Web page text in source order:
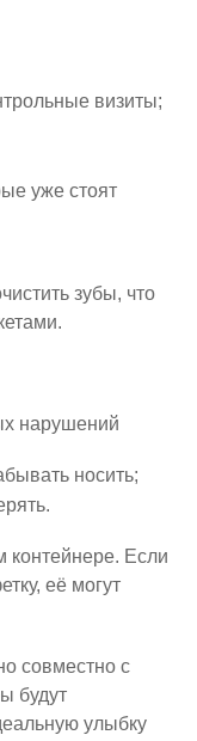
визиты;
уже стоят
зубы, что
нарушений
носить;
контейнере. Если
её могут
совместно с
будут
улыбку